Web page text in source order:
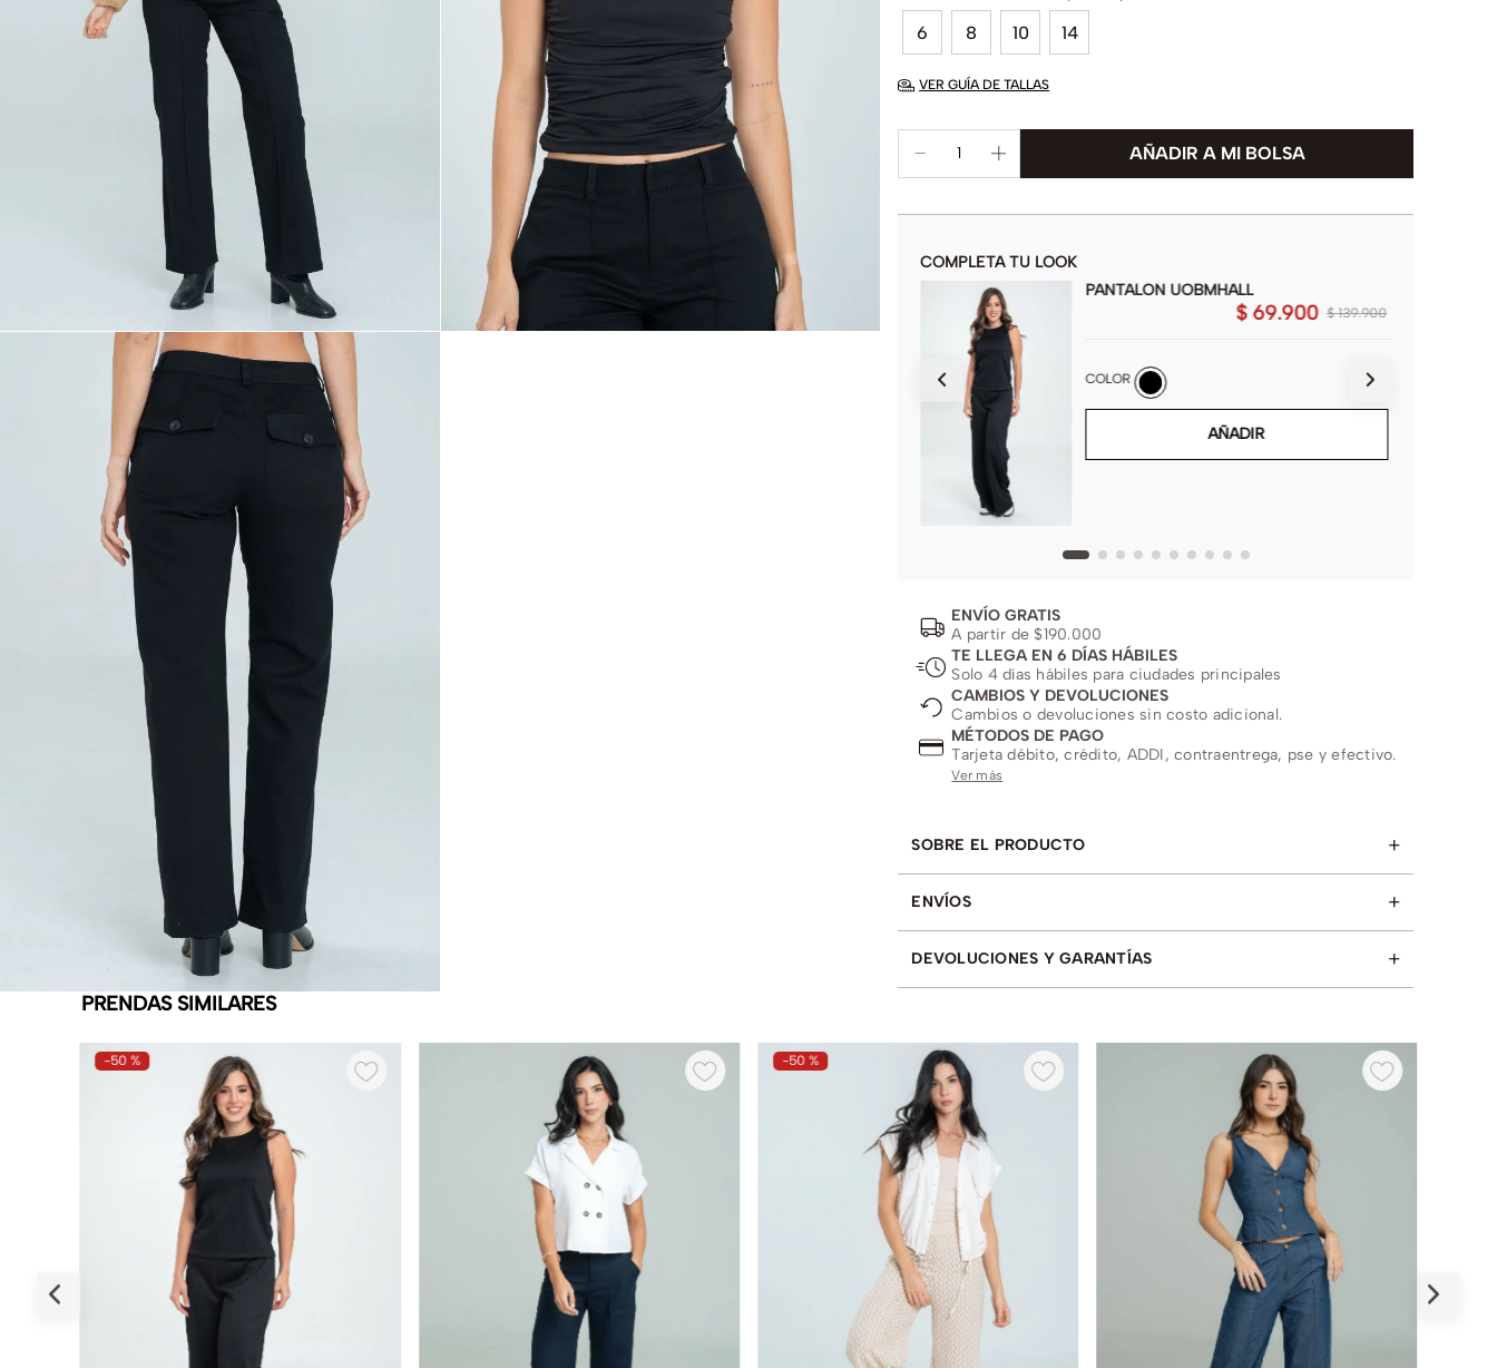
6 8 10 14
VER GUÍA DE TALLAS
COMPLETA TU LOOK
PANTALON UOBMHALL
$ 139.900
$ 69.900
COLOR
AÑADIR
ENVÍO GRATIS
A partir de $190.000
TE LLEGA EN 6 DÍAS HÁBILES
Solo 4 días hábiles para ciudades principales
CAMBIOS Y DEVOLUCIONES
Cambios o devoluciones sin costo adicional.
MÉTODOS DE PAGO
Tarjeta débito, crédito, ADDI, contraentrega, pse y efectivo.
Ver más
SOBRE EL PRODUCTO +
ENVÍOS +
DEVOLUCIONES Y GARANTÍAS
+
PRENDAS SIMILARES
-50 % -50 %